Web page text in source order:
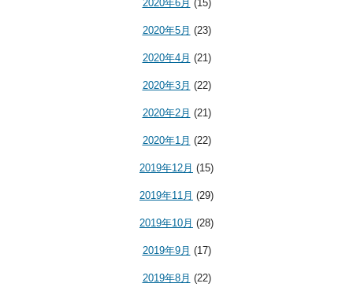
2020年6月 (15)
2020年5月 (23)
2020年4月 (21)
2020年3月 (22)
2020年2月 (21)
2020年1月 (22)
2019年12月 (15)
2019年11月 (29)
2019年10月 (28)
2019年9月 (17)
2019年8月 (22)